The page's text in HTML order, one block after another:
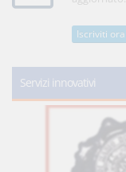
Iscriviti ora
Servizi innovativi